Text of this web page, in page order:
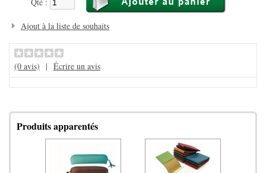
Ajout à la liste de souhaits
(0 avis) | Écrire un avis
Produits apparentés